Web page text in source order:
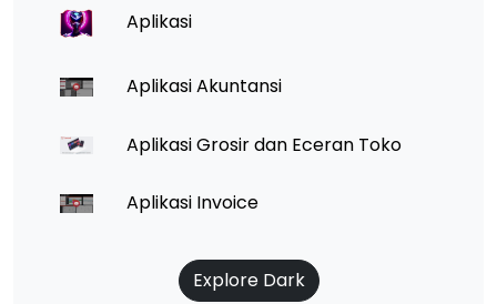
Aplikasi
Aplikasi Akuntansi
Aplikasi Grosir dan Eceran Toko
Aplikasi Invoice
Explore Dark